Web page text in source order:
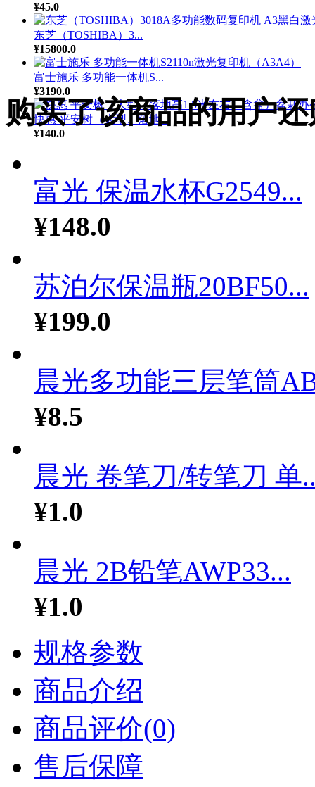
¥45.0
东芝（TOSHIBA）3...
¥15800.0
富士施乐 多功能一体机S...
¥3190.0
快惠 平安树（大型、落地...
¥140.0
购买了该商品的用户
富光 保温水杯G2549...
¥148.0
苏泊尔保温瓶20BF50...
¥199.0
晨光多功能三层笔筒
¥8.5
晨光 卷笔刀/转笔刀 单
¥1.0
晨光 2B铅笔AWP33...
¥1.0
规格参数
商品介绍
商品评价(0)
售后保障